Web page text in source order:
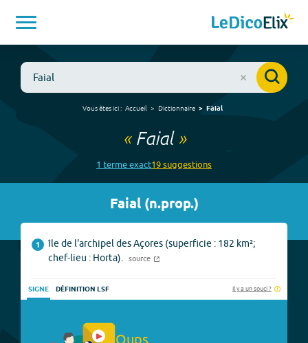
Vous êtes ici : Accueil Dictionnaire Faial
« Faial»
1 termeexact19suggestions
Faial(n.prop.)
1
île de l'archipel des Açores (superficie : 182 km²;
chef-lieu : Horta).
source
SIGNE DÉFINITION LSF Il y a un souci ?
Oups.